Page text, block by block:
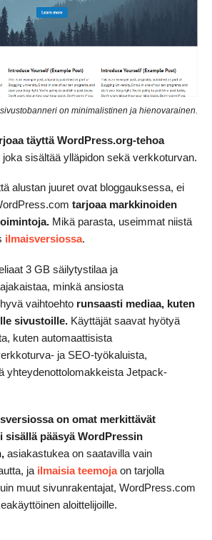
on minimalistinen ja hienovarainen.
täyttä WordPress.org-tehoa
joka sisältää ylläpidon sekä verkkoturvan.
alustan juuret ovat bloggauksessa, ei
tarjoaa markkinoiden
Mikä parasta, useimmat niistä
ilmaisversiossa.
3 GB säilytystilaa ja
minkä ansiosta
vaihtoehto runsaasti mediaa, kuten
sivustoille. Käyttäjät saavat hyötyä
kuten automaattisista
ja SEO-työkaluista,
yhteydenottolomakkeista Jetpack-
on omat merkittävät
sisällä pääsyä WordPressin
asiakastukea on saatavilla vain
ja ilmaisia teemojaon tarjolla
muut sivunrakentajat, WordPress.com
aloittelijoille.